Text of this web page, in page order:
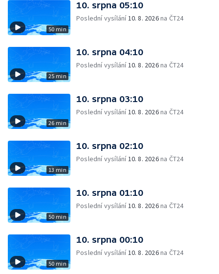
50 min
10. srpna 05:10
Poslední vysílání10. 8. 2026na ČT24
25 min
10. srpna 04:10
Poslední vysílání10. 8. 2026na ČT24
26 min
10. srpna 03:10
Poslední vysílání10. 8. 2026na ČT24
13 min
10. srpna 02:10
Poslední vysílání10. 8. 2026na ČT24
50 min
10. srpna 01:10
Poslední vysílání10. 8. 2026na ČT24
50 min
10. srpna 00:10
Poslední vysílání10. 8. 2026na ČT24